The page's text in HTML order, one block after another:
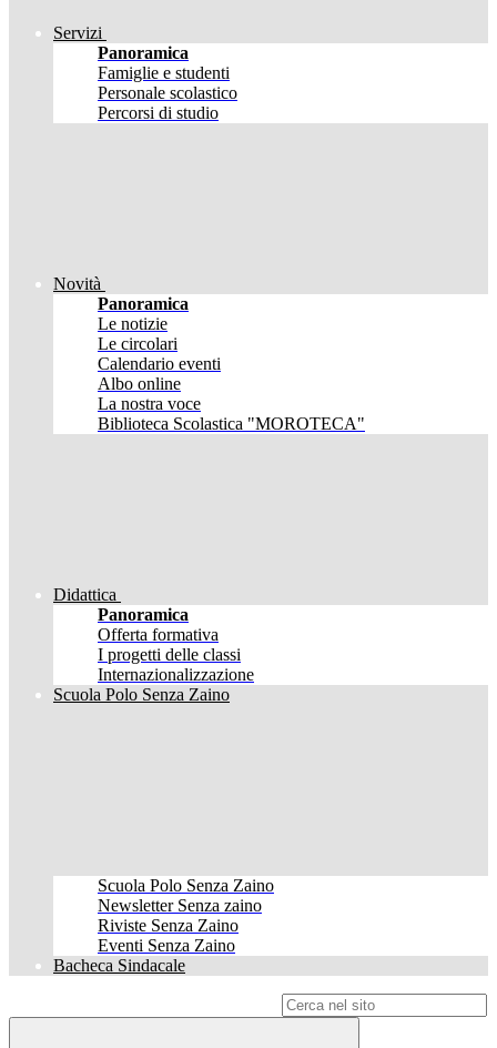
Servizi
Panoramica
Famiglie e studenti
Personale scolastico
Percorsi di studio
Novità
Panoramica
Le notizie
Le circolari
Calendario eventi
Albo online
La nostra voce
Biblioteca Scolastica "MOROTECA"
Didattica
Panoramica
Offerta formativa
I progetti delle classi
Internazionalizzazione
Scuola Polo Senza Zaino
Scuola Polo Senza Zaino
Newsletter Senza zaino
Riviste Senza Zaino
Eventi Senza Zaino
Bacheca Sindacale